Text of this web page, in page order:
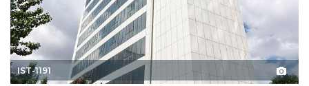
IST-1191